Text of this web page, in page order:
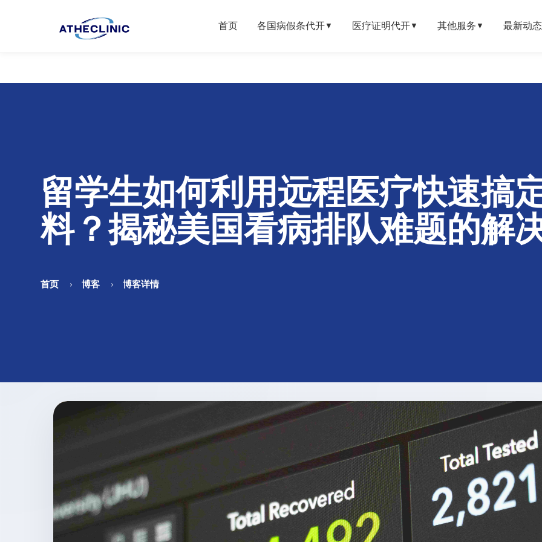
首页 各国病假条代开▼ 医疗证明代开▼ 其他服务 ▼ 最新动态
留学生如何利用远程医疗快速搞
料？揭秘美国看病排队难题的解
首页 博客 博客详情